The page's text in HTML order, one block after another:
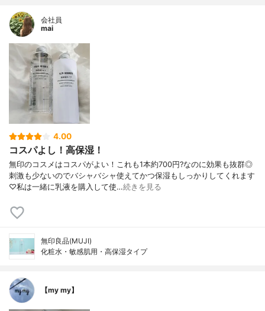
会社員
mai
4.00
コスパよし！高保湿！
無印のコスメはコスパがよい！これも1本約700円?なのに効果も抜群◎
刺激も少ないのでバシャバシャ使えてかつ保湿もしっかりしてくれます
♡私は一緒に乳液を購入して使…続きを見る
無印良品(MUJI)
化粧水・敏感肌用・高保湿タイプ
【my my】